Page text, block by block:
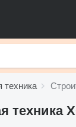
техника
техника